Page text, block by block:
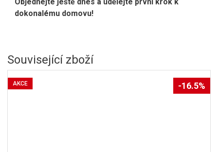
dokonalému domovu!
Související zboží
AKCE -16.5%